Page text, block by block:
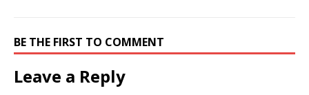
BE THE FIRST TO COMMENT
Leave a Reply